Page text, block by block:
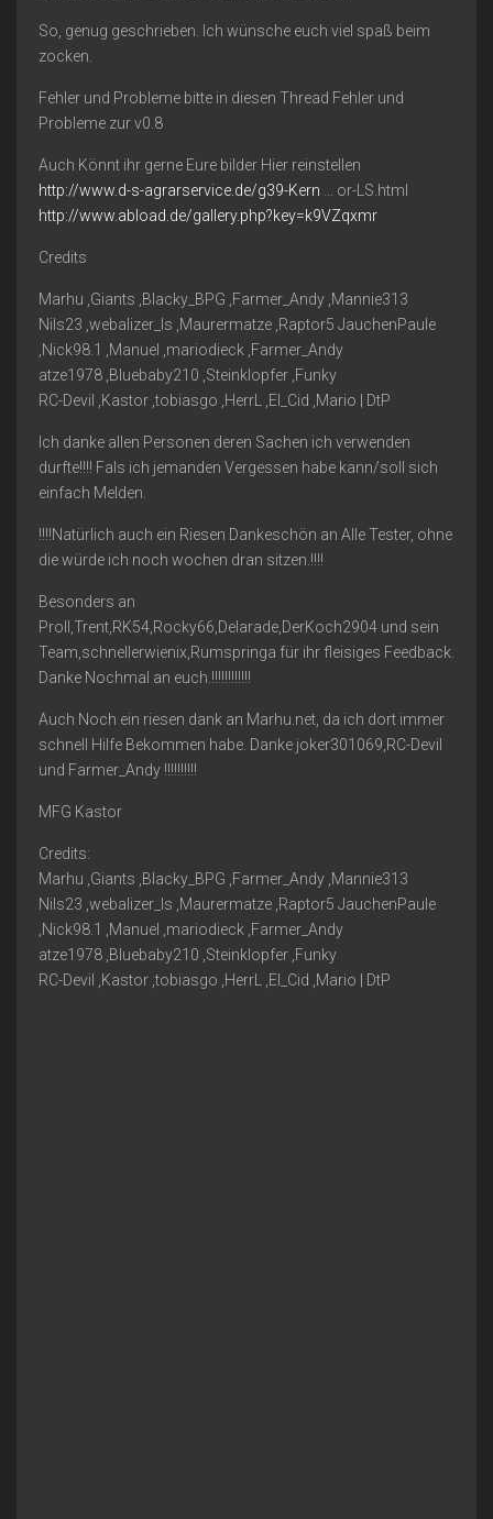
So, genug geschrieben. Ich wünsche euch viel spaß beim
zocken.
Fehler und Probleme bitte in diesen Thread Fehler und
Probleme zur v0.8
Auch Könnt ihr gerne Eure bilder Hier reinstellen
http://www.d-s-agrarservice.de/g39-Kern … or-LS.html
http://www.abload.de/gallery.php?key=k9VZqxmr
Credits
Marhu ,Giants ,Blacky_BPG ,Farmer_Andy ,Mannie313
Nils23 ,webalizer_ls ,Maurermatze ,Raptor5 JauchenPaule
,Nick98.1 ,Manuel ,mariodieck ,Farmer_Andy
atze1978 ,Bluebaby210 ,Steinklopfer ,Funky
RC-Devil ,Kastor ,tobiasgo ,HerrL ,El_Cid ,Mario | DtP
Ich danke allen Personen deren Sachen ich verwenden
durfte!!!! Fals ich jemanden Vergessen habe kann/soll sich
einfach Melden.
!!!!Natürlich auch ein Riesen Dankeschön an Alle Tester, ohne
die würde ich noch wochen dran sitzen.!!!!
Besonders an
Proll,Trent,RK54,Rocky66,Delarade,DerKoch2904 und sein
Team,schnellerwienix,Rumspringa für ihr fleisiges Feedback.
Danke Nochmal an euch.!!!!!!!!!!!!
Auch Noch ein riesen dank an Marhu.net, da ich dort immer
schnell Hilfe Bekommen habe. Danke joker301069,RC-Devil
und Farmer_Andy !!!!!!!!!!
MFG Kastor
Credits:
Marhu ,Giants ,Blacky_BPG ,Farmer_Andy ,Mannie313
Nils23 ,webalizer_ls ,Maurermatze ,Raptor5 JauchenPaule
,Nick98.1 ,Manuel ,mariodieck ,Farmer_Andy
atze1978 ,Bluebaby210 ,Steinklopfer ,Funky
RC-Devil ,Kastor ,tobiasgo ,HerrL ,El_Cid ,Mario | DtP